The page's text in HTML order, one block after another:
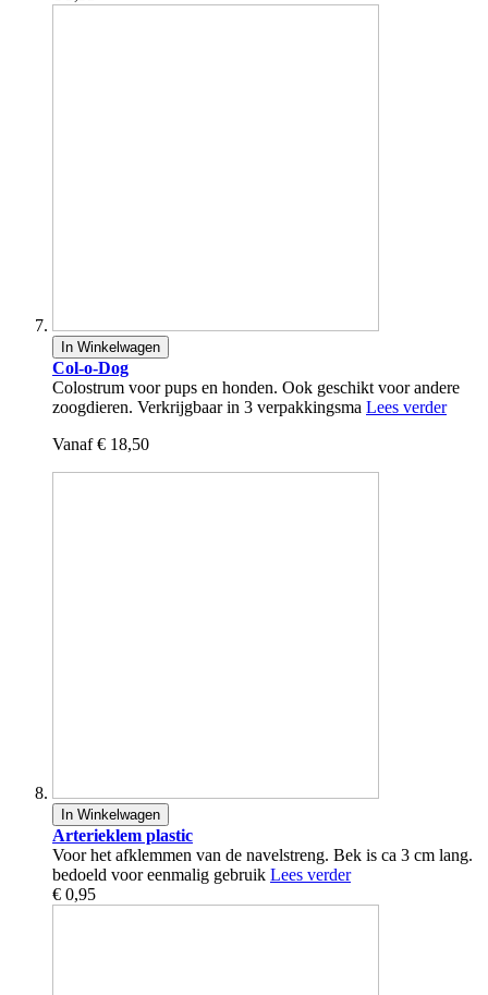
In Winkelwagen
Col-o-Dog
Colostrum voor pups en honden. Ook geschikt voor andere
zoogdieren. Verkrijgbaar in 3 verpakkingsma Lees verder
Vanaf € 18,50
In Winkelwagen
Arterieklem plastic
Voor het afklemmen van de navelstreng. Bek is ca 3 cm lang.
bedoeld voor eenmalig gebruik Lees verder
€ 0,95